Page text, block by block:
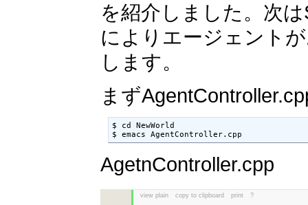
を紹介しました。次
によりエージェント
します。
まず
$ cd NewWorld
$ emacs AgentController.cpp
AgetnController.cpp
view plain copy to clipboard print ?